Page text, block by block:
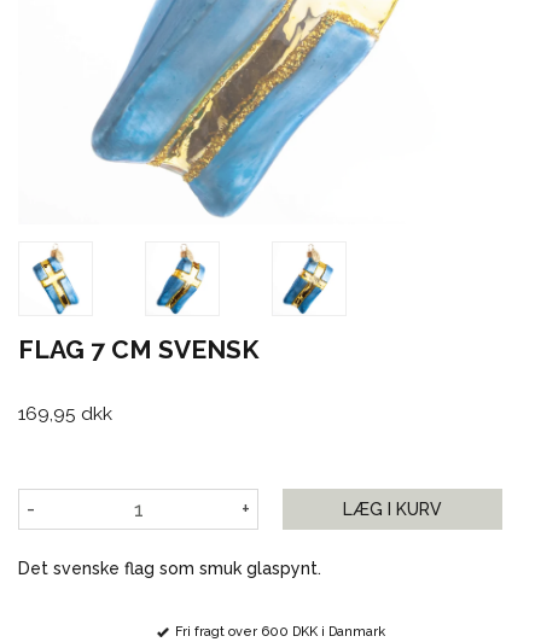
FLAG 7 CM SVENSK
169,95 dkk
- + LÆG I KURV
Det svenske flag som smuk glaspynt.
Fri fragt over 600 DKK i Danmark